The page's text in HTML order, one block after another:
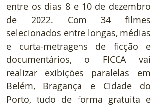
entre os dias 8 e 10 de dezembro
de 2022. Com 34 filmes
selecionados entre longas, médias
e curta-metragens de ficção e
documentários, o FICCA vai
realizar exibições paralelas em
Belém, Bragança e Cidade do
Porto, tudo de forma gratuita e